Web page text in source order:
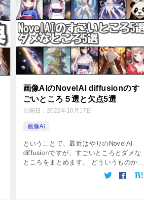
画像AIのNovelAI diffusionのす
ごいところ５選と欠点5選
公開日： 2022年10月17日
画像AI
ということで、最近はやりのNovelAI
diffusionですが、すごいところとダメな
ところをまとめます。 どういうものか知
りたい方はこちらも参考になるので目を
通してください↓ 画像AIのNovelAI